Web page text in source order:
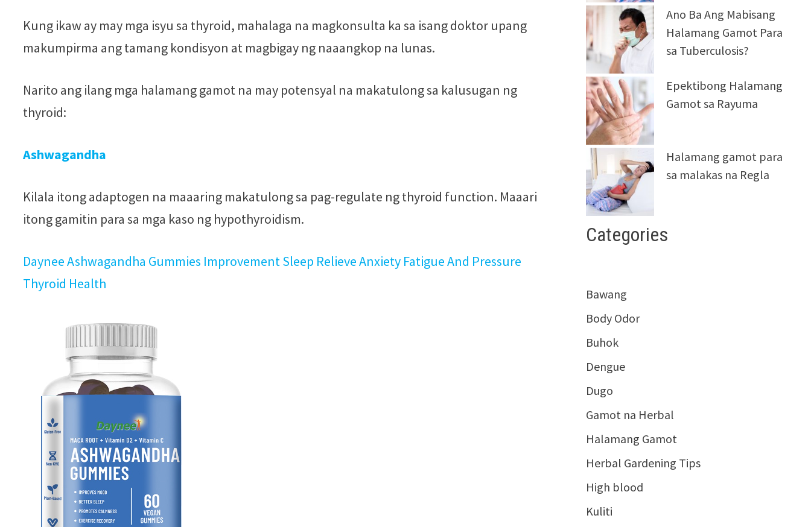
Kung ikaw ay may mga isyu sa thyroid, mahalaga na magkonsulta ka sa isang doktor upang
makumpirma ang tamang kondisyon at magbigay ng naaangkop na lunas.
Narito ang ilang mga halamang gamot na may potensyal na makatulong sa kalusugan ng
thyroid:
Ashwagandha
Kilala itong adaptogen na maaaring makatulong sa pag-regulate ng thyroid function. Maaari
itong gamitin para sa mga kaso ng hypothyroidism.
Daynee Ashwagandha Gummies Improvement Sleep Relieve Anxiety Fatigue And Pressure
Thyroid Health
Ano Ba Ang Mabisang
Halamang Gamot Para
sa Tuberculosis?
Epektibong Halamang
Gamot sa Rayuma
Halamang gamot para
sa malakas na Regla
Categories
Bawang
Body Odor
Buhok
Dengue
Dugo
Gamot na Herbal
Halamang Gamot
Herbal Gardening Tips
High blood
Kuliti